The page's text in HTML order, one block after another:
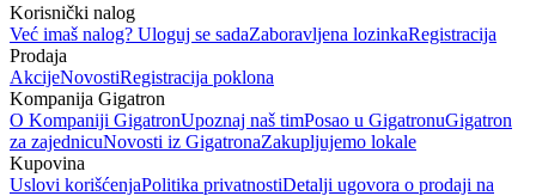
Korisnički nalog
Već imaš nalog? Uloguj se sadaZaboravljena lozinkaRegistracija
Prodaja
AkcijeNovostiRegistracija poklona
Kompanija Gigatron
O Kompaniji GigatronUpoznaj naš timPosao u GigatronuGigatron
za zajednicuNovosti iz GigatronaZakupljujemo lokale
Kupovina
Uslovi korišćenjaPolitika privatnostiDetalji ugovora o prodaji na